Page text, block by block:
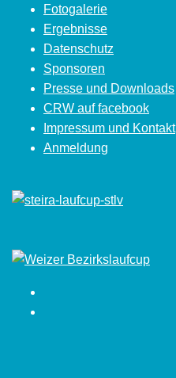
Fotogalerie
Ergebnisse
Datenschutz
Sponsoren
Presse und Downloads
CRW auf facebook
Impressum und Kontakt
Anmeldung